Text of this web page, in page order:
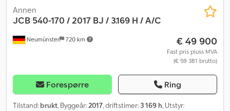
Neumünster 720 km
Annen
JCB 540-170 / 2017 BJ / 3.169 H / A/C
€ 49 900
Fast pris pluss MVA
(€ 59 381 brutto)
Forespørre Ring
Tilstand: brukt, Byggeår:2017, driftstimer: 3 169 h, Utstyr: